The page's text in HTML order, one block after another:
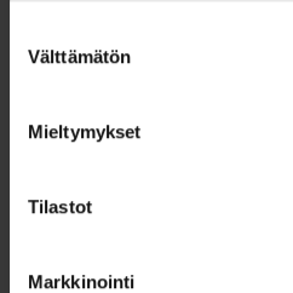
valinta
Välttämätön
Mieltymykset
Tilastot
Markkinointi
Pakkaus: